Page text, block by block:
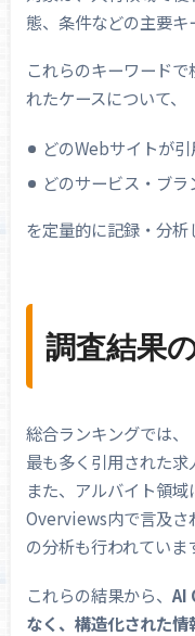
態、条件などの主要キ
これらのキーワード
れたケースについて、
どのWebサイトが
どのサービス・ブ
を定量的に記録・分析
調査結果
総合ランキングでは
最も多く引用された求
また、アルバイト領
Overviews内で言及さ
の分析も行われていま
これらの結果から、 AI
なく、構造化された